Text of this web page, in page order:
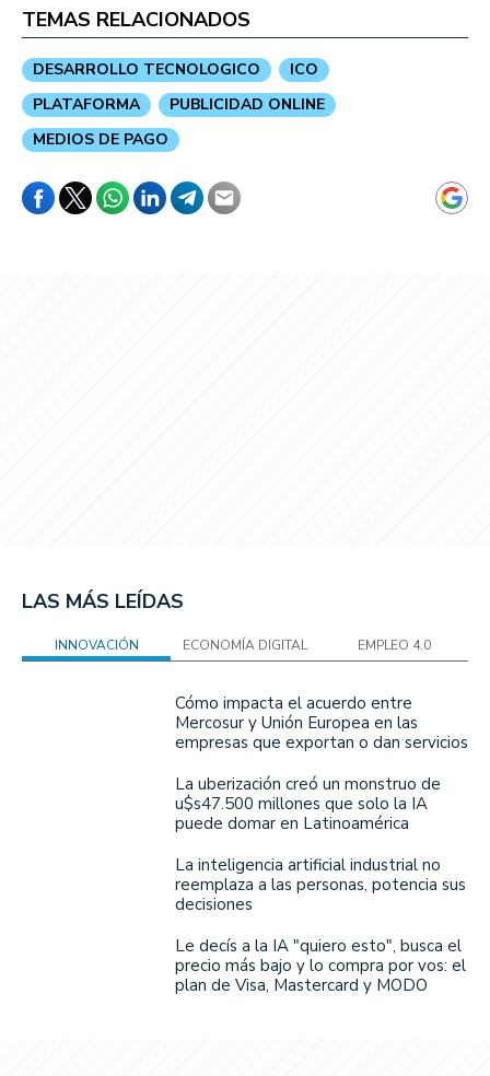
TEMAS RELACIONADOS
DESARROLLO TECNOLOGICO
ICO
PLATAFORMA
PUBLICIDAD ONLINE
MEDIOS DE PAGO
LAS MÁS LEÍDAS
INNOVACIÓN ECONOMÍA DIGITAL EMPLEO 4.0
Cómo impacta el acuerdo entre
Mercosur y Unión Europea en las
empresas que exportan o dan servicios
La uberización creó un monstruo de
u$s47.500 millones que solo la IA
puede domar en Latinoamérica
La inteligencia artificial industrial no
reemplaza a las personas, potencia sus
decisiones
Le decís a la IA "quiero esto", busca el
precio más bajo y lo compra por vos: el
plan de Visa, Mastercard y MODO